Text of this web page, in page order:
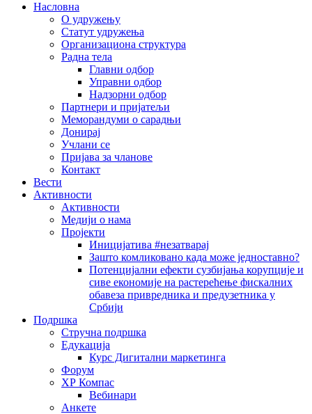
Насловна
О удружењу
Статут удружења
Организациона структура
Радна тела
Главни одбор
Управни одбор
Надзорни одбор
Партнери и пријатељи
Меморандуми о сарадњи
Донирај
Учлани се
Пријава за чланове
Контакт
Вести
Активности
Активности
Медији о нама
Пројекти
Иницијатива #незатварај
Зашто комликовано када може једноставно?
Потенцијални ефекти сузбијања корупције и
сиве економије на растерећење фискалних
обавеза привредника и предузетника у
Србији
Подршка
Стручна подршка
Едукација
Курс Дигитални маркетинга
Форум
ХР Компас
Вебинари
Анкете